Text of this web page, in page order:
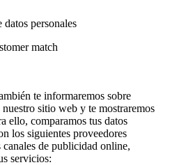
personales
match
te informaremos sobre
sitio web y te mostraremos
ello, comparamos tus datos
los siguientes proveedores
de publicidad online,
servicios: